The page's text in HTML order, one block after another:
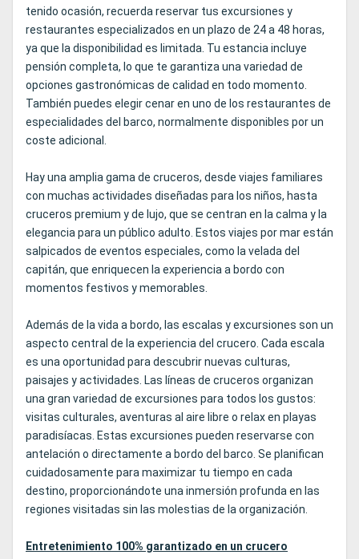
tenido ocasión, recuerda reservar tus excursiones y
restaurantes especializados en un plazo de 24 a 48 horas,
ya que la disponibilidad es limitada. Tu estancia incluye
pensión completa, lo que te garantiza una variedad de
opciones gastronómicas de calidad en todo momento.
También puedes elegir cenar en uno de los restaurantes de
especialidades del barco, normalmente disponibles por un
coste adicional.
Hay una amplia gama de cruceros, desde viajes familiares
con muchas actividades diseñadas para los niños, hasta
cruceros premium y de lujo, que se centran en la calma y la
elegancia para un público adulto. Estos viajes por mar están
salpicados de eventos especiales, como la velada del
capitán, que enriquecen la experiencia a bordo con
momentos festivos y memorables.
Además de la vida a bordo, las escalas y excursiones son un
aspecto central de la experiencia del crucero. Cada escala
es una oportunidad para descubrir nuevas culturas,
paisajes y actividades. Las líneas de cruceros organizan
una gran variedad de excursiones para todos los gustos:
visitas culturales, aventuras al aire libre o relax en playas
paradisíacas. Estas excursiones pueden reservarse con
antelación o directamente a bordo del barco. Se planifican
cuidadosamente para maximizar tu tiempo en cada
destino, proporcionándote una inmersión profunda en las
regiones visitadas sin las molestias de la organización.
Entretenimiento 100% garantizado en un crucero